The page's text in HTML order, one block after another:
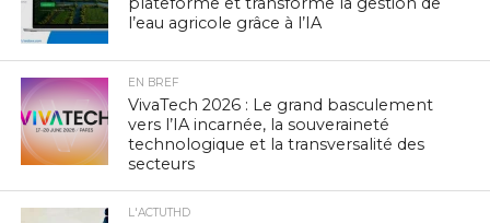
l’eau agricole grâce à l’IA
EN BREF
VivaTech 2026 : Le grand basculement
vers l’IA incarnée, la souveraineté
technologique et la transversalité des
secteurs
L'ACTUTHD